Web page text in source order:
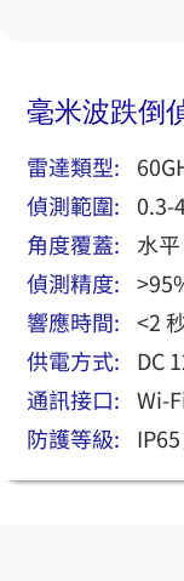
毫米波跌倒
雷達類型:
偵測範圍:
角度覆蓋:
偵測精度:
響應時間:
供電方式:
通訊接口:
防護等級:
0.3-
水
<2
DC
Wi-